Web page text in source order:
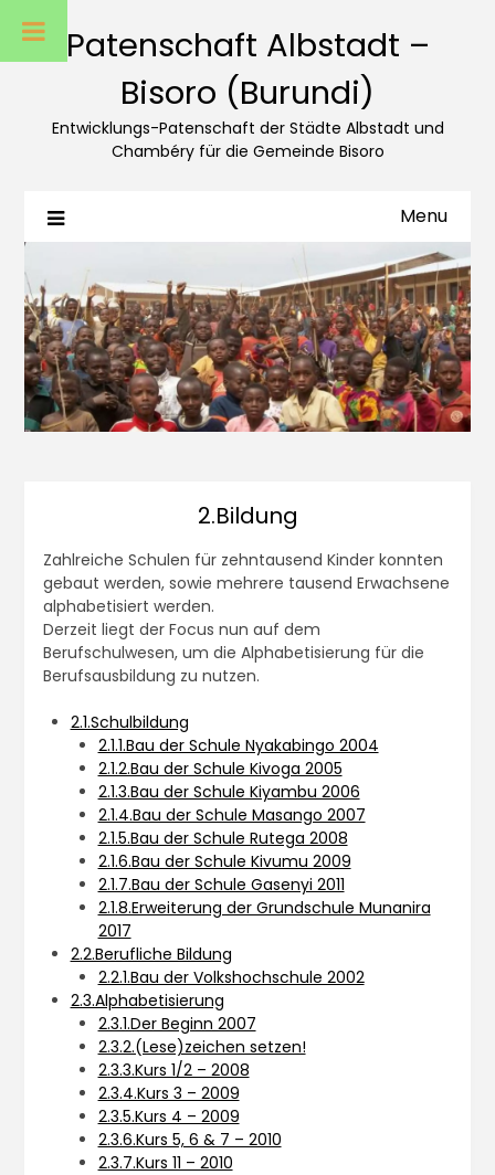
Patenschaft Albstadt –
Bisoro (Burundi)
Entwicklungs-Patenschaft der Städte Albstadt und
Chambéry für die Gemeinde Bisoro
Menu
2.Bildung
Zahlreiche Schulen für zehntausend Kinder konnten
gebaut werden, sowie mehrere tausend Erwachsene
alphabetisiert werden.
Derzeit liegt der Focus nun auf dem
Berufschulwesen, um die Alphabetisierung für die
Berufsausbildung zu nutzen.
2.1.Schulbildung
2.1.1.Bau der Schule Nyakabingo 2004
2.1.2.Bau der Schule Kivoga 2005
2.1.3.Bau der Schule Kiyambu 2006
2.1.4.Bau der Schule Masango 2007
2.1.5.Bau der Schule Rutega 2008
2.1.6.Bau der Schule Kivumu 2009
2.1.7.Bau der Schule Gasenyi 2011
2.1.8.Erweiterung der Grundschule Munanira
2017
2.2.Berufliche Bildung
2.2.1.Bau der Volkshochschule 2002
2.3.Alphabetisierung
2.3.1.Der Beginn 2007
2.3.2.(Lese)zeichen setzen!
2.3.3.Kurs 1/2 – 2008
2.3.4.Kurs 3 – 2009
2.3.5.Kurs 4 – 2009
2.3.6.Kurs 5, 6 & 7 – 2010
2.3.7.Kurs 11 – 2010